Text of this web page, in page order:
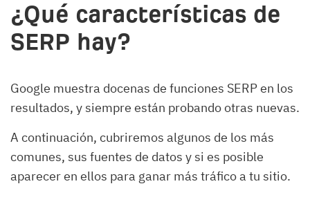
¿Qué características de
SERP hay?
Google muestra docenas de funciones SERP en los
resultados, y siempre están probando otras nuevas.
A continuación, cubriremos algunos de los más
comunes, sus fuentes de datos y si es posible
aparecer en ellos para ganar más tráfico a tu sitio.